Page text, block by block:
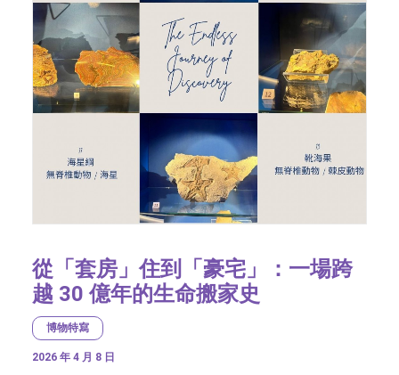
從「套房」住到「豪宅」：一場跨
越 30 億年的生命搬家史
博物特寫
2026 年 4 月 8 日